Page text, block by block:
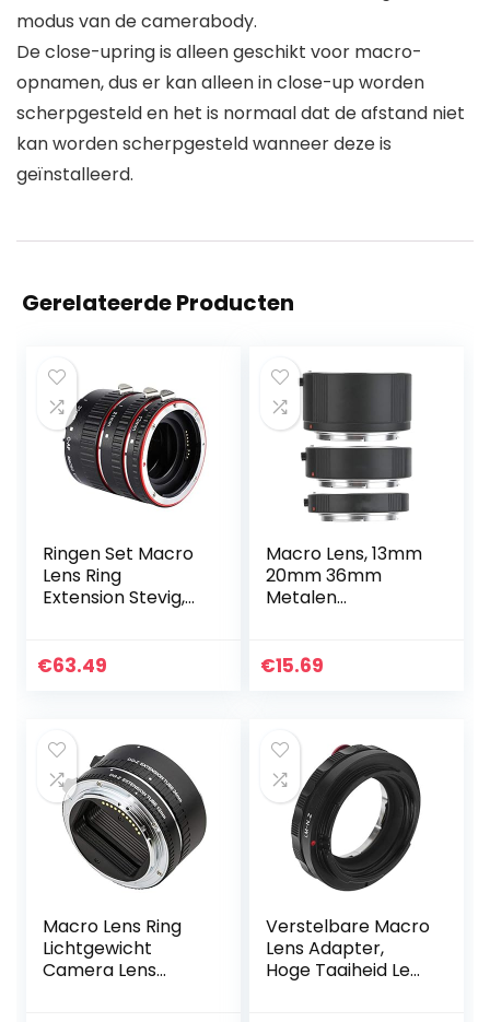
modus van de camerabody.
De close-upring is alleen geschikt voor macro-
opnamen, dus er kan alleen in close-up worden
scherpgesteld en het is normaal dat de afstand niet
kan worden scherpgesteld wanneer deze is
geïnstalleerd.
Gerelateerde Producten
Ringen Set Macro
Lens Ring
Extension Stevig,
€63.49
Macro Lens, 13mm
20mm 36mm
Metalen
Strak Zwart
€15.69
Macro Lens Ring
Lichtgewicht
Camera Lens
Verstelbare Macro
Lens Adapter,
Hoge Taaiheid Lens